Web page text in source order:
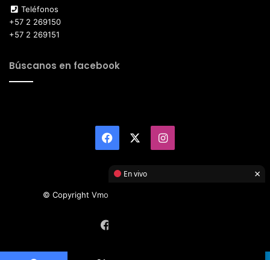
Teléfonos
+57 2 269150
+57 2 269151
Búscanos en facebook
Facebook Instagram
© Copyright Vmotor TI 2026, All Rights Reserved
En vivo ×